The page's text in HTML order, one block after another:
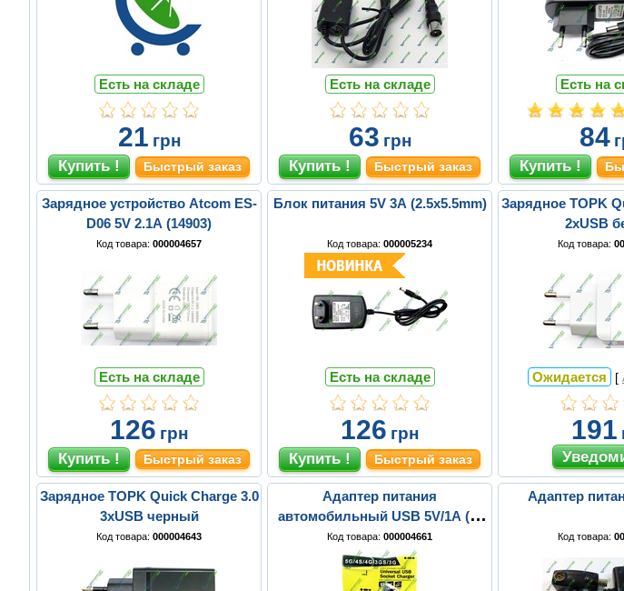
Есть на складе
21 грн
Быстрый заказ
Есть на складе
63 грн
Быстрый заказ
Есть на
84
Зарядное устройство Atcom ES-
D06 5V 2.1A (14903)
Код товара: 000004657
Есть на складе
126 грн
Быстрый заказ
Блок питания 5V 3A (2.5x5.5mm)
Код товара: 000005234
Есть на складе
126 грн
Быстрый заказ
Зарядное TOPK
2xUSB
Код товара:
Ожидается [
191
Зарядное TOPK Quick Charge 3.0
3xUSB черный
Код товара: 000004643
Адаптер питания
автомобильный USB 5V/1A (6-
0301BK)
Код товара: 000004661
Адаптер
Код товара: